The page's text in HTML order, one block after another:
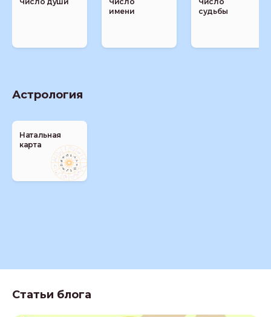
имени
судьбы
Астрология
Натальная
карта
Статьи блога